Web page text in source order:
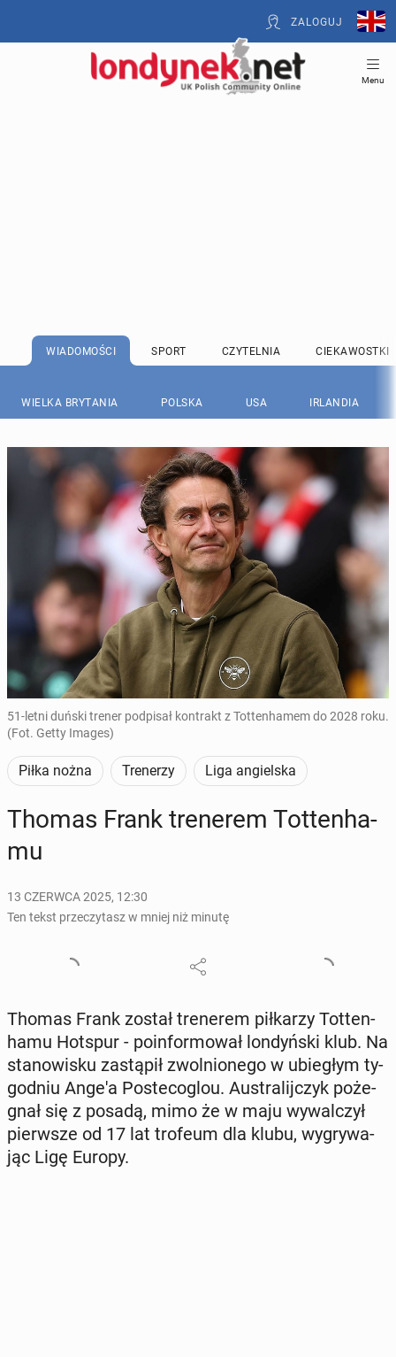
ZALOGUJ
Menu
WIADOMOŚCI SPORT CZYTELNIA CIEKAWOSTKI
WIELKA BRYTANIA POLSKA USA IRLANDIA
51-letni duński trener podpisał kontrakt z Tottenhamem do 2028 roku.
(Fot. Getty Images)
Piłka nożna Trenerzy Liga angielska
Thomas Frank tre­ne­rem Tot­ten­ha­
mu
13 CZERWCA 2025, 12:30
Ten tekst przeczytasz w mniej niż minutę
Thomas Frank został tre­ne­rem pił­ka­rzy Tot­ten­
ha­mu Hotspur - po­in­for­mo­wał lon­dyń­ski klub. Na
sta­no­wi­sku za­stą­pił zwol­nio­ne­go w ubie­głym ty­
go­dniu Ange'a Po­ste­co­glou. Au­stra­lij­czyk po­że­
gnał się z posadą, mimo że w maju wy­wal­czył
pierw­sze od 17 lat trofeum dla klubu, wy­gry­wa­
jąc Ligę Europy.